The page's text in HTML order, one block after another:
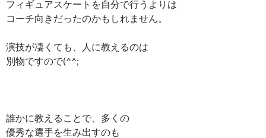
フィギュアスケートを自分で行うよりは
コーチ向きだったのかもしれません。
演技が凄くても、人に教えるのは
別物ですので(^^;
誰かに教えることで、多くの
優秀な選手を生み出すのも